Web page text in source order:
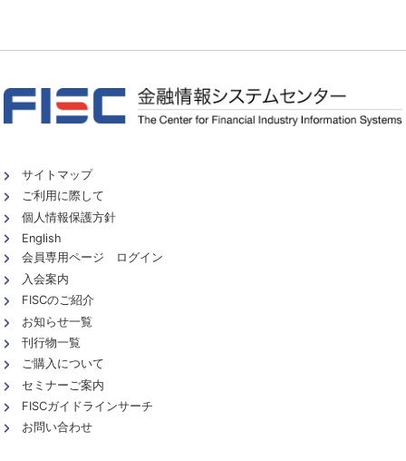
サイトマップ
ご利用に際して
個人情報保護方針
English
会員専用ページ ログイン
入会案内
FISCのご紹介
お知らせ一覧
刊行物一覧
ご購入について
セミナーご案内
FISCガイドラインサーチ
お問い合わせ